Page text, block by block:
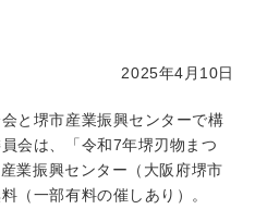
2025年4月10日
と堺市産業振興センターで構
会は、「令和7年堺刃物まつ
業振興センター（大阪府堺市
（一部有料の催しあり）。